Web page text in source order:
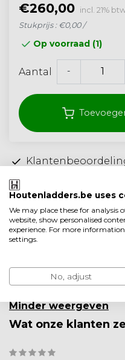
€260,00 incl. 21%
Stukprijs : €0,00 /
Op voorraad (1)
Aantal -
Ambachtelijke
Toevoegen aan
Productomschrijving
Product informatie
Minder weergeven
Wat onze klanten
Houtenladders.be uses
We may place these for
website, show personalised
experience. For more
settings.
No, adjust